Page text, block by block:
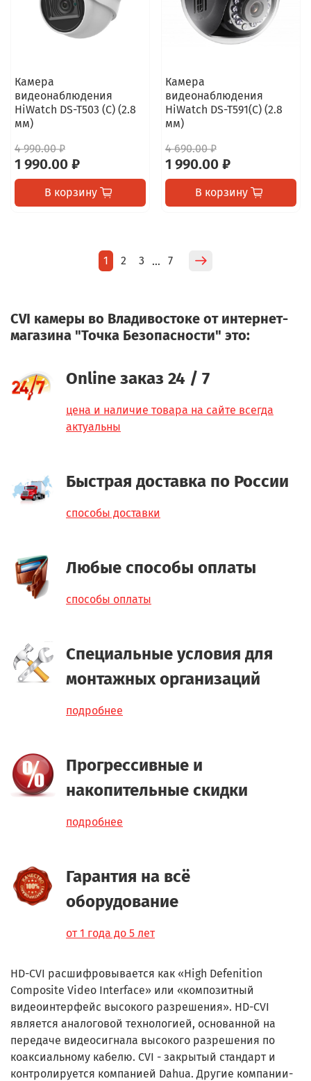
Камера
видеонаблюдения
HiWatch DS-T503 (C) (2.8
мм)
4 990.00 ₽
1 990.00 ₽
В корзину
Камера
видеонаблюдения
HiWatch DS-T591(C) (2.8
мм)
4 690.00 ₽
1 990.00 ₽
В корзину
1 2 3 … 7
CVI камеры во Владивостоке от интернет-
магазина "Точка Безопасности" это:
Online заказ 24 / 7
цена и наличие товара на сайте всегда
актуальны
Быстрая доставка по России
способы доставки
Любые способы оплаты
способы оплаты
Специальные условия для
монтажных организаций
подробнее
Прогрессивные и
накопительные скидки
подробнее
Гарантия на всё
оборудование
от 1 года до 5 лет
HD-CVI расшифровывается как «High Defenition
Composite Video Interface» или «композитный
видеоинтерфейс высокого разрешения». HD-CVI
является аналоговой технологией, основанной на
передаче видеосигнала высокого разрешения по
коаксиальному кабелю. CVI - закрытый стандарт и
контролируется компанией Dahua. Другие компании-